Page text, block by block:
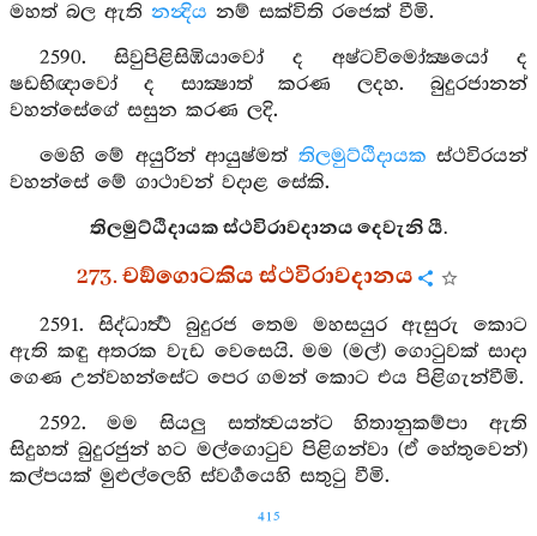
මහත් බල ඇති නන්‍දිය නම් සක්විති රජෙක් වීමි.
2590. සිවුපිළිසිඹියාවෝ ද අෂ්ටවිමෝක්‍ෂයෝ ද
ෂඩභිඥාවෝ ද සාක්‍ෂාත් කරණ ලදහ. බුදුරජානන්
වහන්සේගේ සසුන කරණ ලදි.
මෙහි මේ අයුරින් ආයුෂ්මත් තිලමුට්ඨිදායක ස්ථවිරයන්
වහන්සේ මේ ගාථාවන් වදාළ සේකි.
තිලමුට්ඨිදායක ස්ථවිරාවදානය දෙවැනි යී.
273. චඞ්ගොටකිය ස්ථවිරාවදානය
2591. සිද්ධාර්‍ත්‍ථ බුදුරජ තෙම මහසයුර ඇසුරු කොට
ඇති කඳු අතරක වැඩ වෙසෙයි. මම (මල්) ගොටුවක් සාදා
ගෙණ උන්වහන්සේට පෙර ගමන් කොට එය පිළිගැන්වීමි.
2592. මම සියලු සත්ත්‍වයන්ට හිතානුකම්පා ඇති
සිදුහත් බුදුරජුන් හට මල්ගොටුව පිළිගන්වා (ඒ හේතුවෙන්)
කල්පයක් මුළුල්ලෙහි ස්වර්‍ගයෙහි සතුටු වීමි.
415